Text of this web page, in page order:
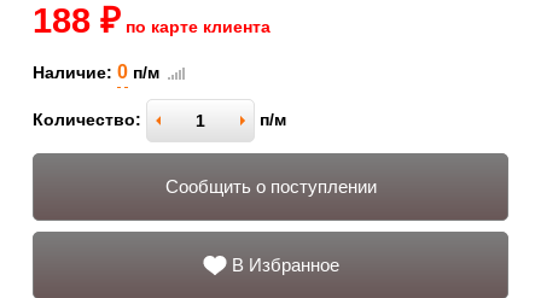
188 ₽ по карте клиента
Наличие: 0 п/м
Количество: п/м
Сообщить о поступлении
В Избранное